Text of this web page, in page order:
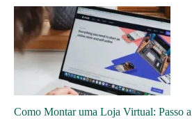
Como Montar uma Loja Virtual: Passo